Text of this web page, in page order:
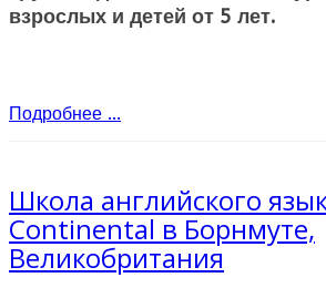
взрослых и детей от 5 лет.
Подробнее ...
Школа английского
Continental в Борнмуте,
Великобритания